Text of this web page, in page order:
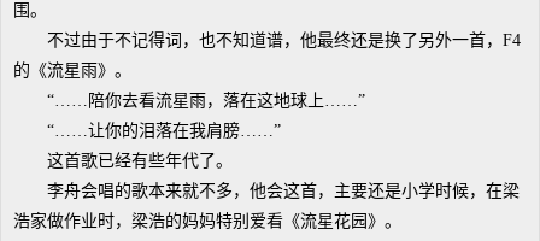
围。
不过由于不记得词，也不知道谱，他最终还是换了另外一首，F4
的《流星雨》。
“……陪你去看流星雨，落在这地球上……”
“……让你的泪落在我肩膀……”
这首歌已经有些年代了。
李舟会唱的歌本来就不多，他会这首，主要还是小学时候，在梁
浩家做作业时，梁浩的妈妈特别爱看《流星花园》。